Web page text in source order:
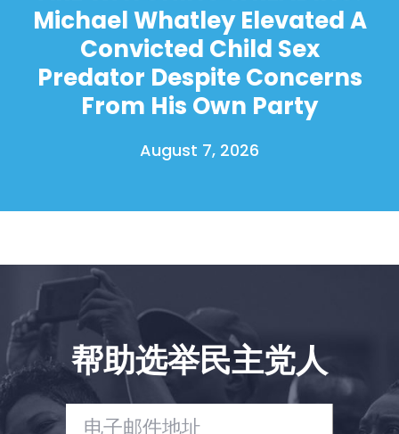
Shop
与我们合作
您的派对
行动
Vote
捐赠
Michael Whatley Elevated A
Convicted Child Sex
Predator Despite Concerns
From His Own Party
August 7, 2026
帮助选举民主党人